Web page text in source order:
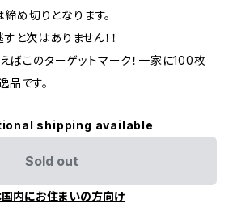
め切りとなります。
と次はありません！！
ばこのターゲットマーク！一家に100枚
品です。
shipping available
Sold out
国内にお住まいの方向け